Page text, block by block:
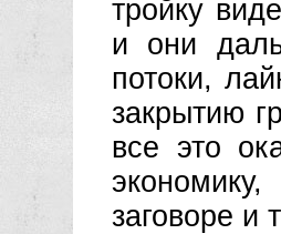
тройку
и они
потоки,
закрытию
все это
заговоре и